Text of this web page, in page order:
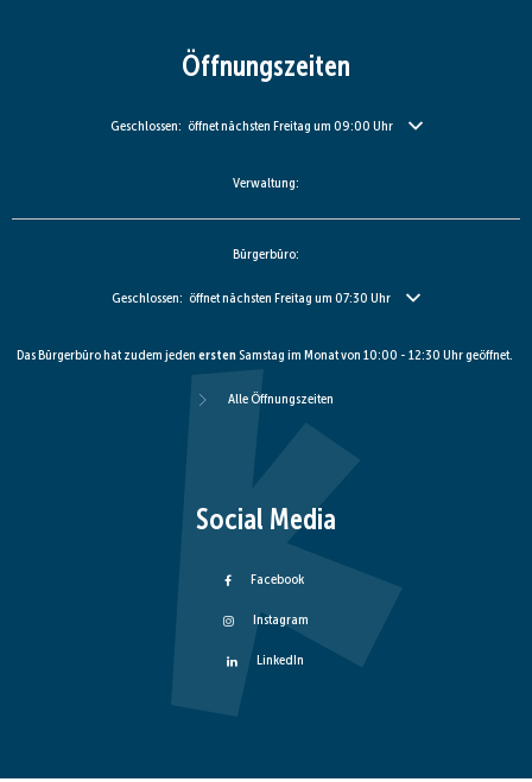
Öffnungszeiten
Klicken, um weitere Öffnungs- oder Schließzeiten auszublenden
Geschlossen: öffnet nächsten Freitag um 09:00 Uhr
Verwaltung:
Bürgerbüro:
Klicken, um weitere Öffnungs- oder Schließzeiten auszublenden
Geschlossen: öffnet nächsten Freitag um 07:30 Uhr
Das Bürgerbüro hat zudem jeden erstenSamstag im Monat von 10:00 - 12:30 Uhr geöffnet.
Alle Öffnungszeiten
Social Media
Facebook
Instagram
LinkedIn